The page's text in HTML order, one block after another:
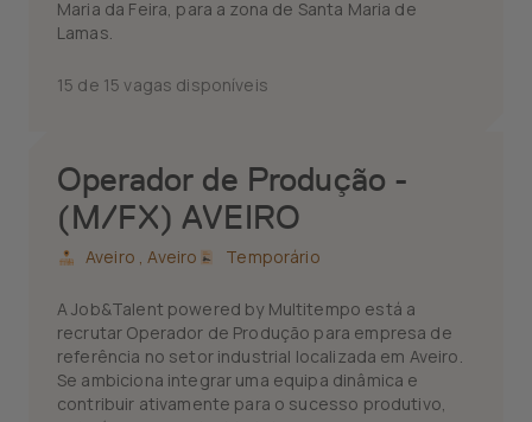
Maria da Feira, para a zona de Santa Maria de
Lamas.
15 de 15 vagas disponíveis
Operador de Produção -
(M/FX) AVEIRO
Aveiro ,Aveiro Temporário
A Job&Talent powered by Multitempo está a
recrutar Operador de Produção para empresa de
referência no setor industrial localizada em Aveiro.
Se ambiciona integrar uma equipa dinâmica e
contribuir ativamente para o sucesso produtivo,